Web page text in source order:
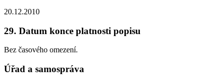
20.12.2010
29. Datum konce platnosti popisu
Bez časového omezení.
Úřad a samospráva